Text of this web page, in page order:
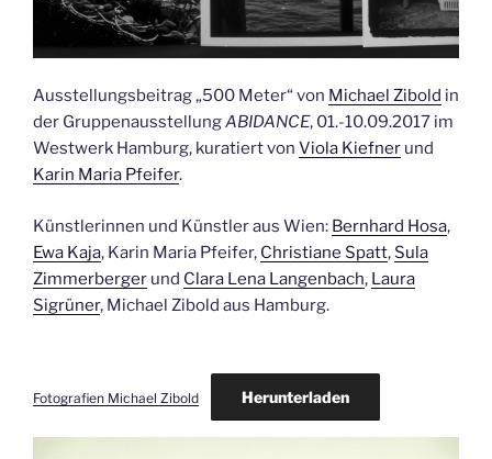
Ausstellungsbeitrag „500 Meter“ von Michael Zibold in
der GruppenausstellungABIDANCE, 01.-10.09.2017 im
Westwerk Hamburg, kuratiert von Viola Kiefner und
Karin Maria Pfeifer.
Künstlerinnen und Künstler aus Wien: Bernhard Hosa,
Ewa Kaja, Karin Maria Pfeifer, Christiane Spatt, Sula
Zimmerberger und Clara Lena Langenbach, Laura
Sigrüner, Michael Zibold aus Hamburg.
Fotografien Michael Zibold Herunterladen